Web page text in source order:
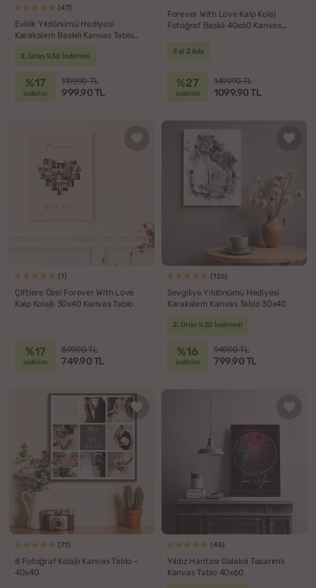
(47)
Evlilik Yıldönümü Hediyesi
Karakalem Baskılı Kanvas Tablo
2. Ürün %30 İndirimli
%17
indirim
1199.90 TL
999.90 TL
Forever With Love Kalp Kolaj
Fotoğraf Basklı 40x60 Kanvas
3 al 2 öde
%27
indirim
1499.90 TL
1099.90 TL
(1)
Çiftlere Özel Forever With Love
Kalp Kolajlı 30x40 Kanvas Tablo
%17
indirim
899.90 TL
749.90 TL
(126)
Sevgiliye Yıldönümü Hediyesi
Karakalem Kanvas Tablo 30x40
2. Ürün %30 İndirimli
%16
indirim
949.90 TL
799.90 TL
(71)
8 Fotoğraf Kolajlı Kanvas Tablo -
40x40
(45)
Yıldız Haritası Galaksi Tasarımlı
Kanvas Tablo 40x60